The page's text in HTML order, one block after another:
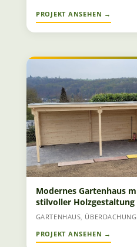
Modernes Gartenhaus
stilvoller Holzgestaltung
GARTENHAUS, ÜBERDACHUNG